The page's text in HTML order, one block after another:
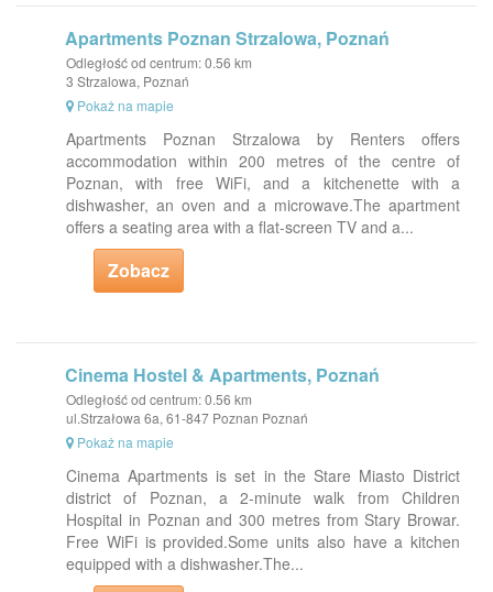
Apartments Poznan Strzalowa, Poznań
Odległość od centrum: 0.56 km
3 Strzalowa, Poznań
Pokaż na mapie
Apartments Poznan Strzalowa by Renters offers
accommodation within 200 metres of the centre of
Poznan, with free WiFi, and a kitchenette with a
dishwasher, an oven and a microwave.The apartment
offers a seating area with a flat-screen TV and a...
Zobacz
Cinema Hostel & Apartments, Poznań
Odległość od centrum: 0.56 km
ul.Strzałowa 6a, 61-847 Poznan Poznań
Pokaż na mapie
Cinema Apartments is set in the Stare Miasto District
district of Poznan, a 2-minute walk from Children
Hospital in Poznan and 300 metres from Stary Browar.
Free WiFi is provided.Some units also have a kitchen
equipped with a dishwasher.The...